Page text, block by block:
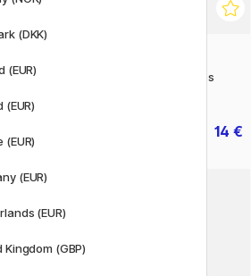
Mildliner 5-pack Gray Tones
14 €
(DKK)
(EUR)
(EUR)
(EUR)
(EUR)
(EUR)
Kingdom (GBP)